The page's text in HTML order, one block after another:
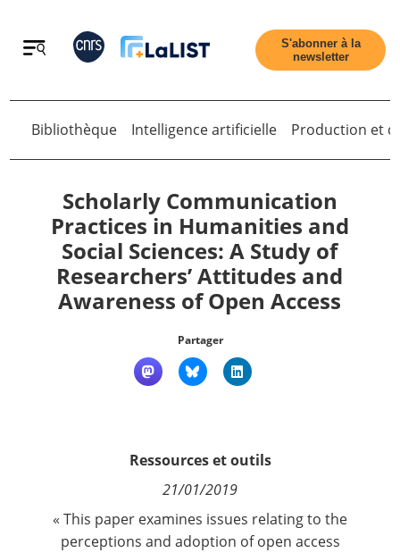
Retour
Accueil
Tous les articles
Qui sommes nous ?
S'abonner à la
newsletter
Retour
Bibliothèque Intelligence artificielle Production et
Scholarly Communication
Practices in Humanities and
Social Sciences: A Study of
Researchers’ Attitudes and
Awareness of Open Access
Partager
Ressources et outils
21/01/2019
« This paper examines issues relating to the
perceptions and adoption of open access